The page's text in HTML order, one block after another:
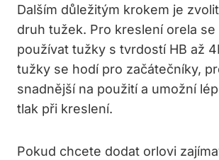
Dalším důležitým krokem je
druh tužek. Pro kreslení orela
používat tužky s tvrdostí HB až
tužky se hodí pro začátečníky,
snadnější na použití a umožní
tlak při kreslení.
Pokud chcete dodat orlovi